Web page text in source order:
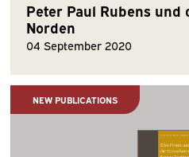
Peter Paul Rubens und
Norden
04 September 2020
NEW PUBLICATIONS